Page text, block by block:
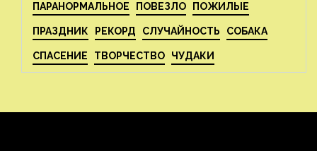
ПАРАНОРМАЛЬНОЕ ПОВЕЗЛО ПОЖИЛЫЕ
ПРАЗДНИК РЕКОРД СЛУЧАЙНОСТЬ СОБАКА
СПАСЕНИЕ ТВОРЧЕСТВО ЧУДАКИ